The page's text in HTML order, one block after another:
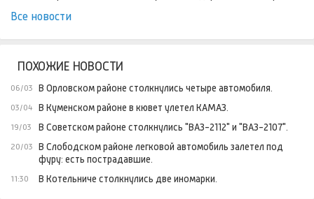
Все новости
ПОХОЖИЕ НОВОСТИ
06/03 В Орловском районе столкнулись четыре автомобиля.
03/04 В Куменском районе в кювет улетел КАМАЗ.
19/03 В Советском районе столкнулись "ВАЗ-2112" и "ВАЗ-2107".
20/03
В Слободском районе легковой автомобиль залетел под
фуру: есть пострадавшие.
11:30 В Котельниче столкнулись две иномарки.